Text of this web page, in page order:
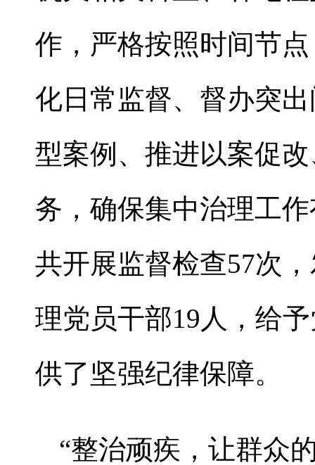
作，严格按照时间节
化日常监督、督办突
型案例、推进以案促
务，确保集中治理工
共开展监督检查57次
理党员干部19人，给
供了坚强纪律保障。
“整治顽疾，让群众